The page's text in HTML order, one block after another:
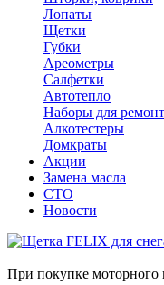
Лопаты
Щетки
Губки
Ареометры
Салфетки
Автотепло
Наборы для
Алкотестеры
Домкраты
Акции
Замена масла
СТО
Новости
При покупке моторного